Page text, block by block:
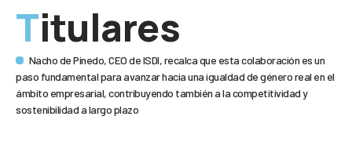
Titulares
Nacho de Pinedo, CEO de ISDI, recalca que esta colaboración es un
paso fundamental para avanzar hacia una igualdad de género real en el
ámbito empresarial, contribuyendo también a la competitividad y
sostenibilidad a largo plazo